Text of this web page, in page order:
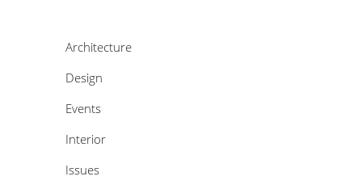
Architecture
Design
Events
Interior
Issues